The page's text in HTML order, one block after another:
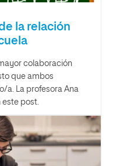
la relación
colaboración
que ambos
a. La profesora Ana
este post.